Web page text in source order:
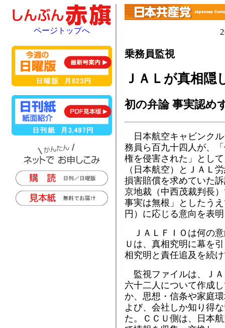
乗務員監視
ＪＡＬが真相隠
初の弁論 事実認め
日本航空キャビンク
務員ら百九十四人が、
権を侵害された」とし
（日本航空）とＪＡＬ
損害賠償を求めていた
京地裁（中西茂裁判長
事実は無根」としたう
円）に応じる意向を表
ＪＡＬＦＩＯは何の
Ｕは、真相究明に幕を
相究明と責任追及を続
監視ファイルは、Ｊ
六十二人について作成
か、思想・信条や家庭
よび、会社しか知り得
た。ＣＣＵ側は、日本
ページトップへ